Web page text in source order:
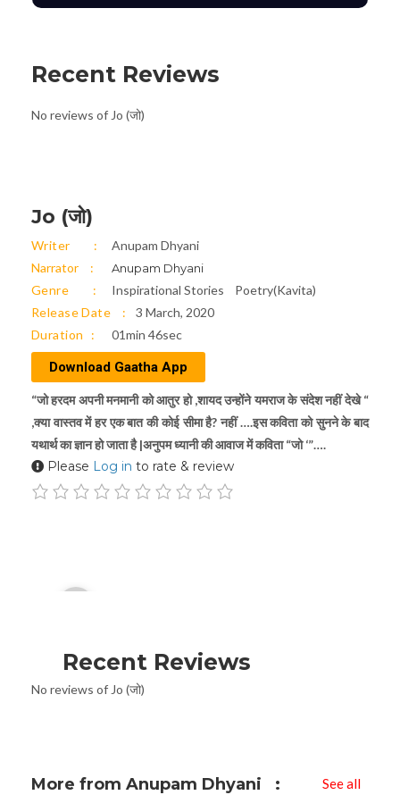
Recent Reviews
No reviews of Jo (जो)
Jo (जो)
Writer
Anupam Dhyani
Narrator
Anupam Dhyani
Genre Inspirational Stories
Poetry(Kavita)
Release Date
3 March, 2020
Duration
01min 46sec
Download Gaatha App
“जो हरदम अपनी मनमानी को आतुर हो ,शायद उन्होंने यमराज के संदेश नहीं देखे “
,क्या वास्तव में हर एक बात की कोई सीमा है? नहीं ….इस कविता को सुनने के बाद
यथार्थ का ज्ञान हो जाता है |अनुपम ध्यानी की आवाज में कविता “जो ‘”….
Please Log in to rate & review
Player
Recent Reviews
No reviews of Jo (जो)
More from Anupam Dhyani See all